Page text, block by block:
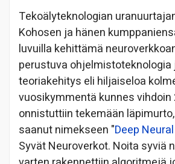
Tekoälyteknologian
Kohosen ja hänen
luvuilla kehittämä
perustuva ohjelmistoteknologia
teoriakehitys eli hiljaiseloa
vuosikymmentä kunnes vihdoin
onnistuttiin tekemään
saanut nimekseen "Deep
Syvät Neuroverkot. Noita syviä